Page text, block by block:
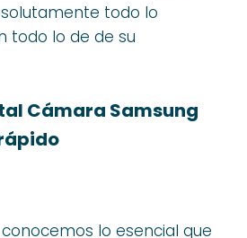
todo lo
todo lo de de su
Cámara Samsung
lo esencial que